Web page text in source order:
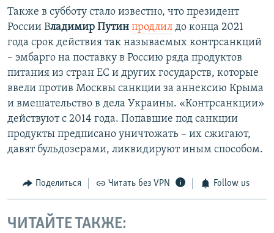
Также в субботу стало известно, что президент
России Владимир Путин продлил до конца 2021
года срок действия так называемых контрсанкций
– эмбарго на поставку в Россию ряда продуктов
питания из стран ЕС и других государств, которые
ввели против Москвы санкции за аннексию Крыма
и вмешательство в дела Украины. «Контрсанкции»
действуют с 2014 года. Попавшие под санкции
продукты предписано уничтожать – их сжигают,
давят бульдозерами, ликвидируют иным способом.
Поделиться Читать без VPN Follow us
ЧИТАЙТЕ ТАКЖЕ: